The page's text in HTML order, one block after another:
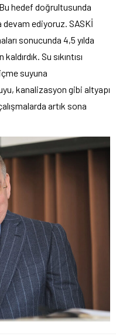
hedef doğrultusunda
ediyoruz. SASKİ
sonucunda 4,5 yılda
Su sıkıntısı
suyuna
kanalizasyon gibi altyapı
artık sona